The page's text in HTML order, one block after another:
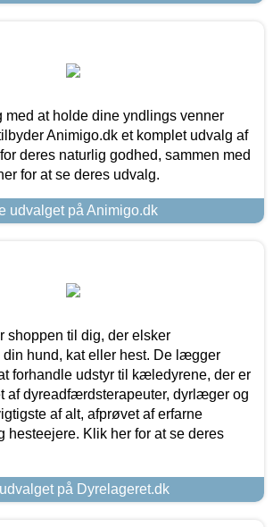
at holde dine yndlings venner
Animigo.dk et komplet udvalg af
deres naturlig godhed, sammen med
for at se deres udvalg.
udvalget på Animigo.dk
shoppen til dig, der elsker
din hund, kat eller hest. De lægger
forhandle udstyr til kæledyrene, der er
af dyreadfærdsterapeuter, dyrlæger og
af alt, afprøvet af erfarne
hesteejere. Klik her for at se deres
på Dyrelageret.dk